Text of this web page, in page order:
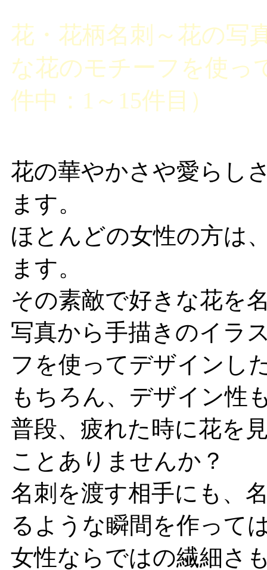
花・花柄名刺～花の写
な花のモチーフを使っ
件中：1～15件目）
花の華やかさや愛らし
ます。
ほとんどの女性の方は
ます。
その素敵で好きな花を
写真から手描きのイラ
フを使ってデザインし
もちろん、デザイン性
普段、疲れた時に花を
ことありませんか？
名刺を渡す相手にも、
るような瞬間を作って
女性ならではの繊細さ